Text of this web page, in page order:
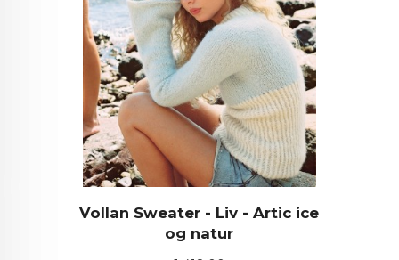
Vollan Sweater - Liv - Artic ice
og natur